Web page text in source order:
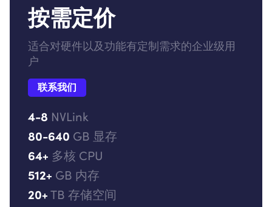
按需定价
适合对硬件以及功能有定制需求的企业级用
户
联系我们
4-8 NVLink
80-640 GB 显存
64+ 多核 CPU
512+ GB 内存
20+ TB 存储空间